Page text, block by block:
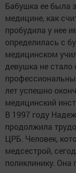
Бабушка ее была
медицине, как
пробудила у нее
определилась с
медицинском
девушка не
лет успешно
медицинский
В 1997 году
продолжила
ЦРБ. Человек,
медсестрой,
поликлинику. Она